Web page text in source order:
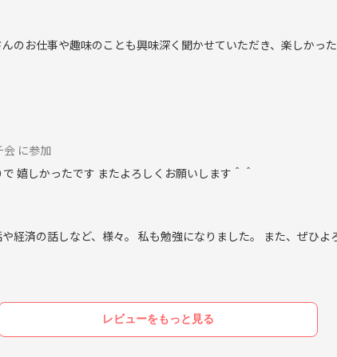
のお仕事や趣味のことも興味深く聞かせていただき、楽しかっ
会 に参加
嬉しかったです またよろしくお願いします＾＾
経済の話しなど、様々。 私も勉強になりました。 また、ぜひ
レビューをもっと見る